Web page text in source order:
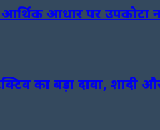
आधार पर उपकोटा
का बड़ा दावा, शादी